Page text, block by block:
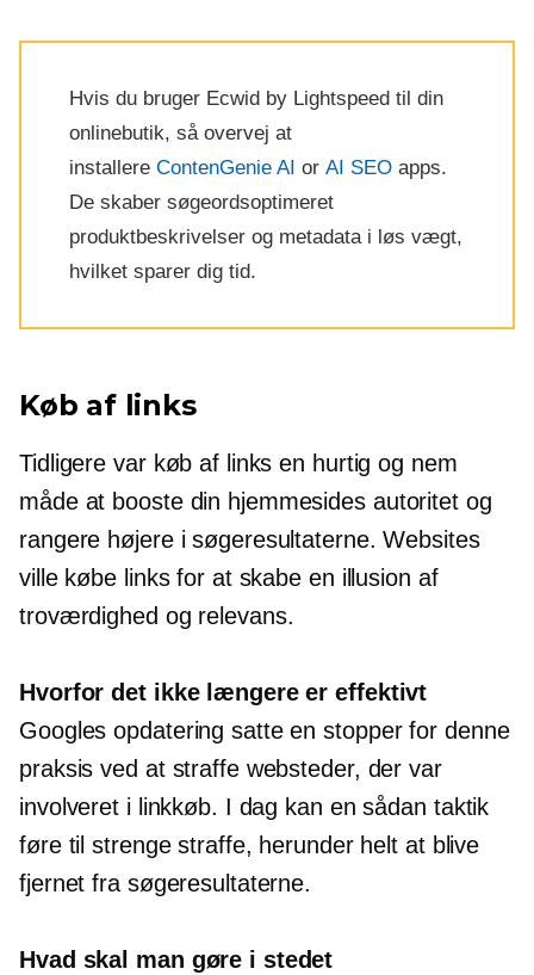
Hvis du bruger Ecwid by Lightspeed til din
onlinebutik, så overvej at
installere ContenGenie AI or AI SEO apps.
De skaber søgeordsoptimeret
produktbeskrivelser og metadata i løs vægt,
hvilket sparer dig tid.
Køb af links
Tidligere var køb af links en hurtig og nem
måde at booste din hjemmesides autoritet og
rangere højere i søgeresultaterne. Websites
ville købe links for at skabe en illusion af
troværdighed og relevans.
Hvorfor det ikke længere er effektivt
Googles opdatering satte en stopper for denne
praksis ved at straffe websteder, der var
involveret i linkkøb. I dag kan en sådan taktik
føre til strenge straffe, herunder helt at blive
fjernet fra søgeresultaterne.
Hvad skal man gøre i stedet